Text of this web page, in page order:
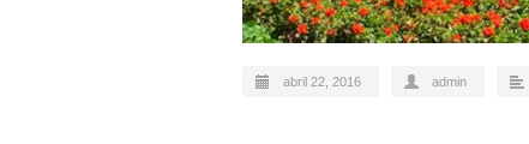
abril 22, 2016 admin